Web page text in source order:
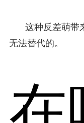
这种反差萌带
无法替代的。